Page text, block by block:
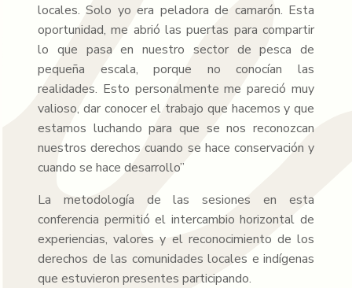
locales. Solo yo era peladora de camarón. Esta
oportunidad, me abrió las puertas para compartir
lo que pasa en nuestro sector de pesca de
pequeña escala, porque no conocían las
realidades. Esto personalmente me pareció muy
valioso, dar conocer el trabajo que hacemos y que
estamos luchando para que se nos reconozcan
nuestros derechos cuando se hace conservación y
cuando se hace desarrollo”
La metodología de las sesiones en esta
conferencia permitió el intercambio horizontal de
experiencias, valores y el reconocimiento de los
derechos de las comunidades locales e indígenas
que estuvieron presentes participando.